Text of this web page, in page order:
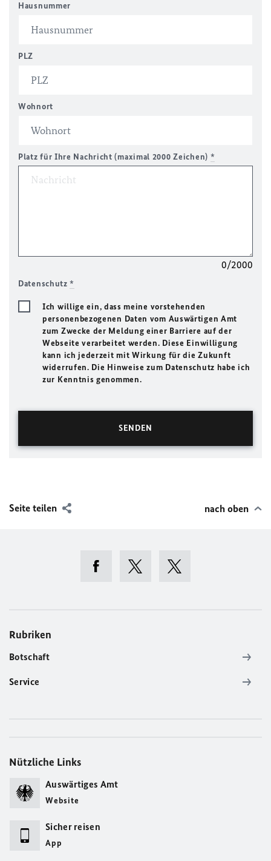
Hausnummer
PLZ
Wohnort
Platz für Ihre Nachricht (maximal 2000 Zeichen) *
0/2000
Datenschutz*
Ich willige ein, dass meine vorstehenden
personenbezogenen Daten vom Auswärtigen Amt
zum Zwecke der Meldung einer Barriere auf der
Webseite verarbeitet werden. Diese Einwilligung
kann ich jederzeit mit Wirkung für die Zukunft
widerrufen. Die Hinweise zum Datenschutz habe ich
zur Kenntnis genommen.
Seite teilen nach oben
Rubriken
Botschaft
Service
Nützliche Links
Auswärtiges Amt
Website
Sicher reisen
App